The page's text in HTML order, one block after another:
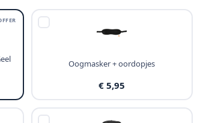
Oogmasker + oordopjes
€ 5,95